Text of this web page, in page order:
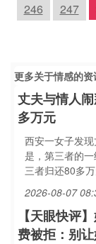
246
247
更多关于情感的资
丈夫与情人
多万元
西安一女子发
是，第三者的
三者归还80多
2026-08-07
【天眼快评
费被拒：别